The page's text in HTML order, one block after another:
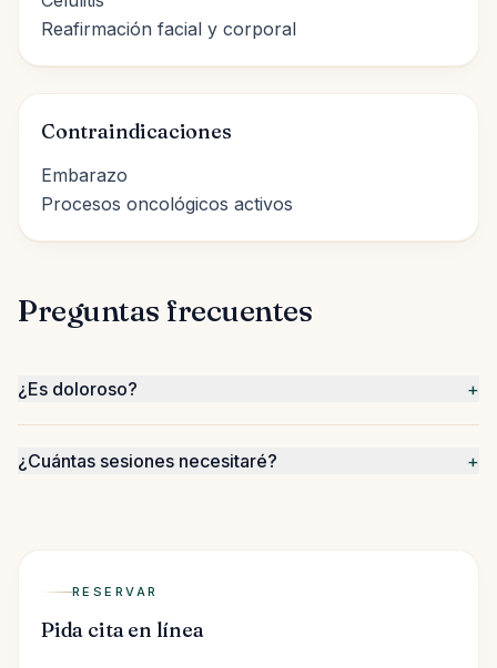
Reafirmación facial y corporal
Contraindicaciones
Embarazo
Procesos oncológicos activos
Preguntas frecuentes
¿Es doloroso? +
¿Cuántas sesiones necesitaré? +
RESERVAR
Pida cita en línea